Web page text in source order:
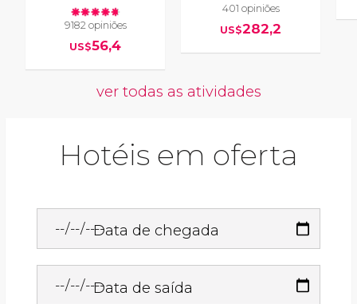
9182 opiniões
US$56,4
401 opiniões
US$282,2
ver todas as atividades
Hotéis em oferta
Data de chegada
Data de saída